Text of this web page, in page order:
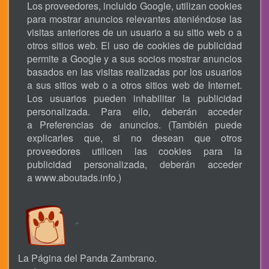
Los proveedores, incluido Google, utilizan cookies
para mostrar anuncios relevantes ateniéndose las
visitas anteriores de un usuario a su sitio web o a
otros sitios web. El uso de cookies de publicidad
permite a Google y a sus socios mostrar anuncios
basados en las visitas realizadas por los usuarios
a sus sitios web o a otros sitios web de Internet.
Los usuarios pueden inhabilitar la publicidad
personalizada. Para ello, deberán acceder
a Preferencias de anuncios. (También puede
explicarles que, si no desean que otros
proveedores utilicen las cookies para la
publicidad personalizada, deberán acceder
awww.aboutads.info.)
La Página del Panda Zambrano.